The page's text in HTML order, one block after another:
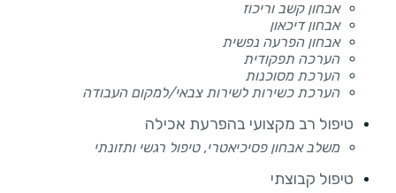
אבחון קשב וריכוז
אבחון דיכאון
אבחון הפרעה נפשית
הערכה תפקודית
הערכת מסוכנות
הערכת כשירות לשירות צבאי/למקום העבודה
טיפול רב מקצועי בהפרעת אכילה
משלב אבחון פסיכיאטרי, טיפול רגשי ותזונתי
טיפול קבוצתי